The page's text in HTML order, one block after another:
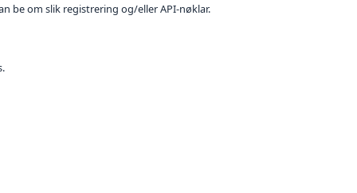
be om slik registrering og/eller API-nøklar.